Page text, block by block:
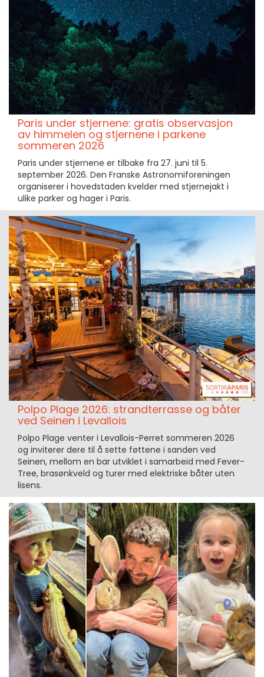
Paris under stjernene: gratis observasjon
av himmelen og stjernene i parkene
sommeren 2026
Paris under stjernene er tilbake fra 27. juni til 5.
september 2026. Den Franske Astronomiforeningen
organiserer i hovedstaden kvelder med stjernejakt i
ulike parker og hager i Paris.
Polpo Plage 2026: strandterrasse og båter
ved Seinen i Levallois
Polpo Plage venter i Levallois-Perret sommeren 2026
og inviterer dere til å sette føttene i sanden ved
Seinen, mellom en bar utviklet i samarbeid med Fever-
Tree, brasønkveld og turer med elektriske båter uten
lisens.